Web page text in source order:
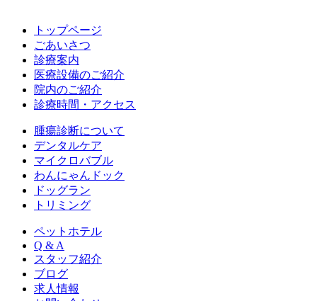
トップページ
ごあいさつ
診療案内
医療設備のご紹介
院内のご紹介
診療時間・アクセス
腫瘍診断について
デンタルケア
マイクロバブル
わんにゃんドック
ドッグラン
トリミング
ペットホテル
Q & A
スタッフ紹介
ブログ
求人情報